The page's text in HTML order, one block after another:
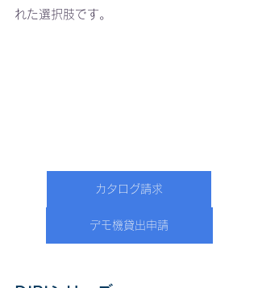
れた選択肢です。
カタログ請求
デモ機貸出申請